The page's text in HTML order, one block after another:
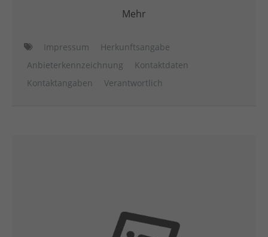
Mehr
Impressum
Herkunftsangabe
Anbieterkennzeichnung
Kontaktdaten
Kontaktangaben
Verantwortlich